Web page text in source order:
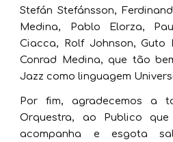
Stefán Stefánsson,
Medina, Pablo Elorza,
Ciacca, Rolf Johnson, Guto
Conrad Medina, que tão
Jazz como linguagem
Por fim, agradecemos a
Orquestra, ao Publico
acompanha e esgota